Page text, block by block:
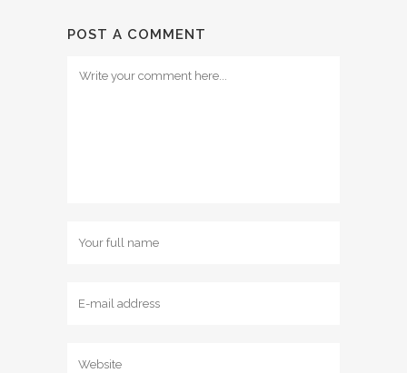
POST A COMMENT